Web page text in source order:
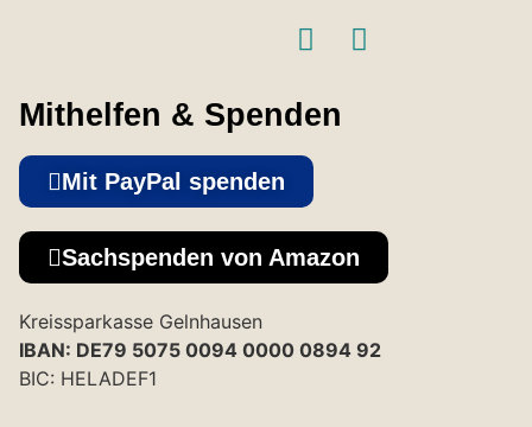
Mithelfen & Spenden
Mit PayPal spenden
Sachspenden von Amazon
Kreissparkasse Gelnhausen
IBAN: DE79 5075 0094 0000 0894 92
BIC: HELADEF1